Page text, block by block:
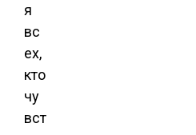
я
вс
ех,
кто
чу
вст